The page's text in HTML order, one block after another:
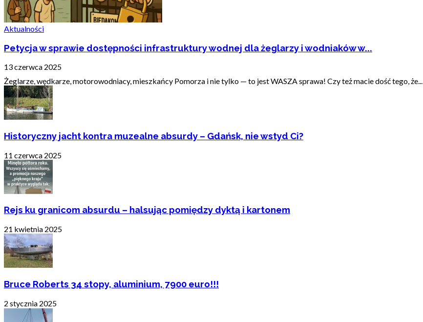
Aktualności
Petycja w sprawie dostępności infrastruktury wodnej dla żeglarzy i wodniaków w...
13 czerwca 2025
Żeglarze, wędkarze, motorowodniacy, mieszkańcy Pomorza i nie tylko — to jest WASZA sprawa! Czy też macie dość tego, że...
Historyczny jacht kontra muzealne absurdy – Gdańsk, nie wstyd Ci?
11 czerwca 2025
Rejs ku granicom absurdu – halsując pomiędzy dyktą i kartonem
21 kwietnia 2025
Bruce Roberts 34 stopy, aluminium, 7900 euro!!!
2 stycznia 2025